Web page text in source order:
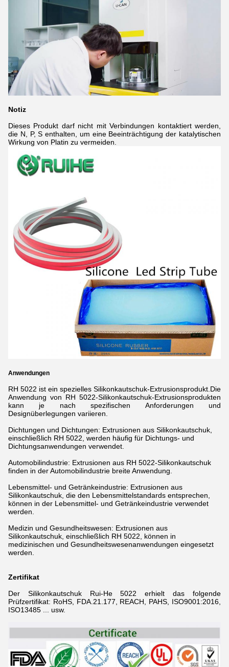
Notiz
Dieses Produkt darf nicht mit Verbindungen kontaktiert werden,
die N, P, S enthalten, um eine Beeinträchtigung der katalytischen
Wirkung von Platin zu vermeiden.
Anwendungen
RH 5022 ist ein spezielles Silikonkautschuk-Extrusionsprodukt.Die
Anwendung von RH 5022-Silikonkautschuk-Extrusionsprodukten
kann je nach spezifischen Anforderungen und
Designüberlegungen variieren.
Dichtungen und Dichtungen: Extrusionen aus Silikonkautschuk,
einschließlich RH 5022, werden häufig für Dichtungs- und
Dichtungsanwendungen verwendet.
Automobilindustrie: Extrusionen aus RH 5022-Silikonkautschuk
finden in der Automobilindustrie breite Anwendung.
Lebensmittel- und Getränkeindustrie: Extrusionen aus
Silikonkautschuk, die den Lebensmittelstandards entsprechen,
können in der Lebensmittel- und Getränkeindustrie verwendet
werden.
Medizin und Gesundheitswesen: Extrusionen aus
Silikonkautschuk, einschließlich RH 5022, können in
medizinischen und Gesundheitswesenanwendungen eingesetzt
werden.
Zertifikat
Der Silikonkautschuk Rui-He 5022 erhielt das folgende
Prüfzertifikat: RoHS, FDA.21.177, REACH, PAHS, ISO9001:2016,
ISO13485 ... usw.